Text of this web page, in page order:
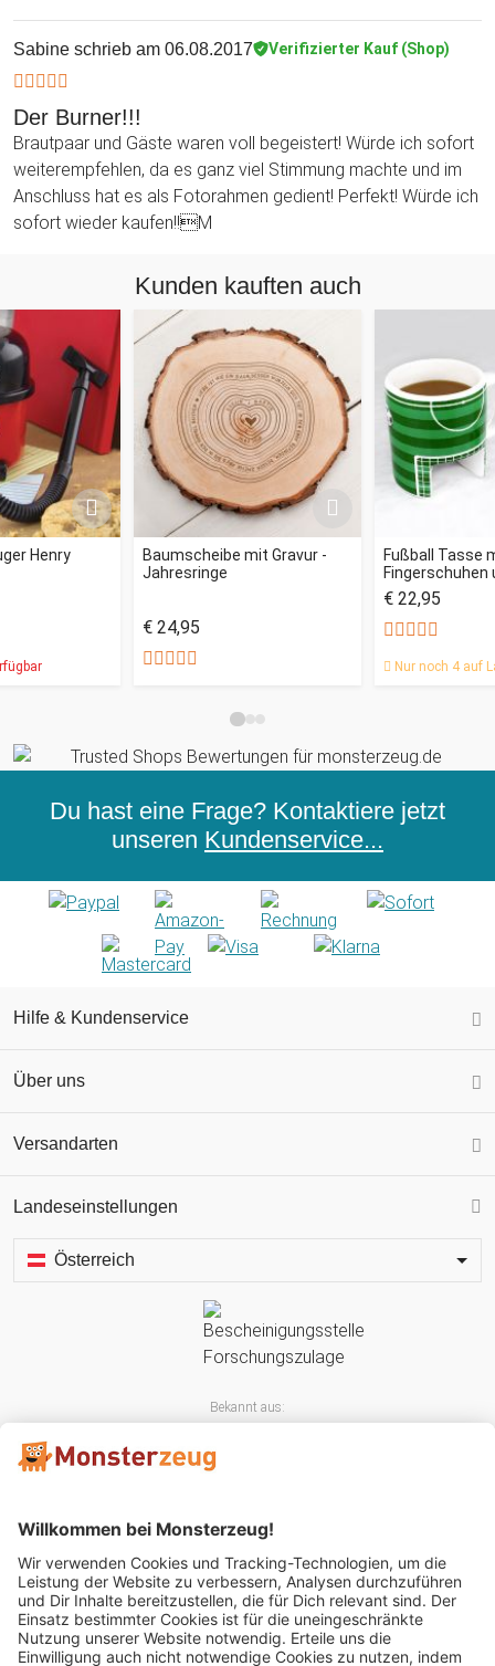
Sabine schrieb am 06.08.2017 Verifizierter Kauf (Shop)
Der Burner!!!
Brautpaar und Gäste waren voll begeistert! Würde ich sofort
weiterempfehlen, da es ganz viel Stimmung machte und im
Anschluss hat es als Fotorahmen gedient! Perfekt! Würde ich
sofort wieder kaufen!!M
Kunden kauften auch
Henry
Baumscheibe mit Gravur -
Jahresringe
€ 24,95
Fußball Tasse
Fingerschuhen
€ 22,95
Nur noch 4 auf
Du hast eine Frage? Kontaktiere jetzt
unseren Kundenservice...
Hilfe & Kundenservice
Über uns
Versandarten
Landeseinstellungen
Österreich
Bekannt aus:
Mitglied im: